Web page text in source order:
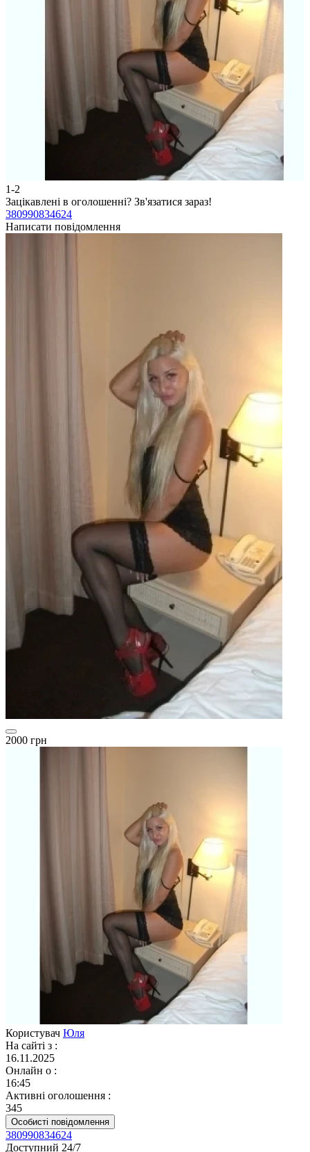
1-2
Зацікавлені в оголошенні? Зв'язатися зараз!
380990834624
Написати повідомлення
2000 грн
Користувач Юля
На сайті з :
16.11.2025
Онлайн о :
16:45
Активні оголошення :
345
Особисті повідомлення
380990834624
Доступний 24/7